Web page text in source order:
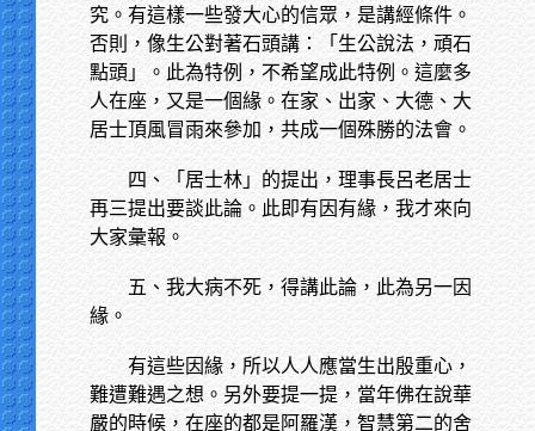
究。有這樣一些發大心的信眾，是講經條件。
否則，像生公對著石頭講：「生公說法，頑石
點頭」。此為特例，不希望成此特例。這麼多
人在座，又是一個緣。在家、出家、大德、大
居士頂風冒雨來參加，共成一個殊勝的法會。
四、「居士林」的提出，理事長呂老居士
再三提出要談此論。此即有因有緣，我才來向
大家彙報。
五、我大病不死，得講此論，此為另一因
緣。
有這些因緣，所以人人應當生出殷重心，
難遭難遇之想。另外要提一提，當年佛在說華
嚴的時候，在座的都是阿羅漢，智慧第二的舍